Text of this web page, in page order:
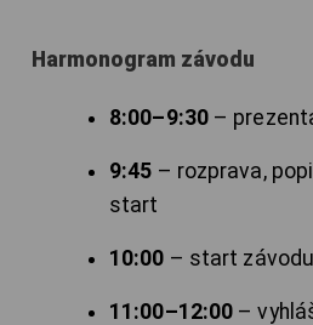
Harmonogram závodu
8:00–9:30–
9:45 – rozprava,
start
10:00 – start závodu
11:00–12:00 –